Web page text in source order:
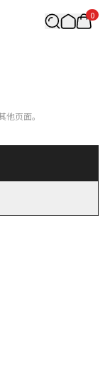
0
页面。